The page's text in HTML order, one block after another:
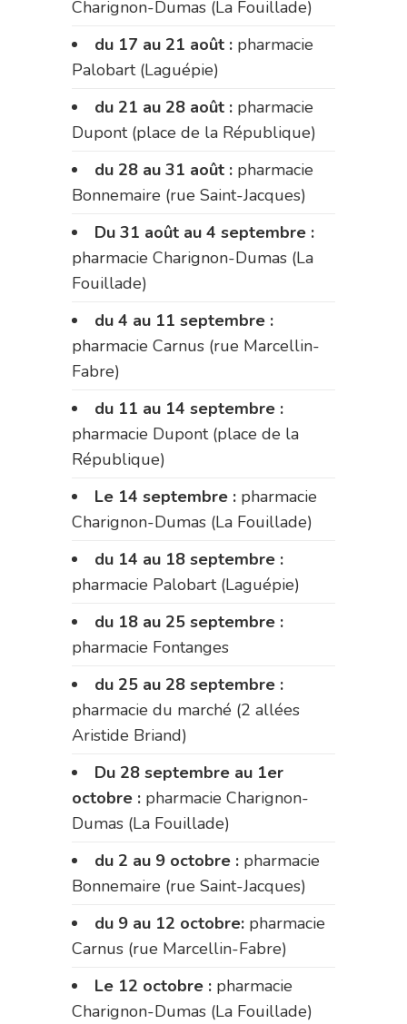
Charignon-Dumas (La Fouillade)
du 17 au 21 août : pharmacie
Palobart (Laguépie)
du 21 au 28 août : pharmacie
Dupont (place de la République)
du 28 au 31 août : pharmacie
Bonnemaire (rue Saint-Jacques)
Du 31 août au 4 septembre :
pharmacie Charignon-Dumas (La
Fouillade)
du 4 au 11 septembre :
pharmacie Carnus (rue Marcellin-
Fabre)
du 11 au 14 septembre :
pharmacie Dupont (place de la
République)
Le 14 septembre : pharmacie
Charignon-Dumas (La Fouillade)
du 14 au 18 septembre :
pharmacie Palobart (Laguépie)
du 18 au 25 septembre :
pharmacie Fontanges
du 25 au 28 septembre :
pharmacie du marché (2 allées
Aristide Briand)
Du 28 septembre au 1er
octobre : pharmacie Charignon-
Dumas (La Fouillade)
du 2 au 9 octobre : pharmacie
Bonnemaire (rue Saint-Jacques)
du 9 au 12 octobre: pharmacie
Carnus (rue Marcellin-Fabre)
Le 12 octobre : pharmacie
Charignon-Dumas (La Fouillade)